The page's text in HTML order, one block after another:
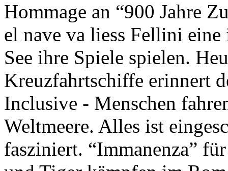
Hommage an “900 Jahre
el nave va liess Fellini
See ihre Spiele spielen.
Kreuzfahrtschiffe erinnert
Inclusive - Menschen
Weltmeere. Alles ist
fasziniert. “Immanenza”